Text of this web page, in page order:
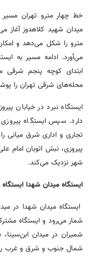
میدان شهید کلاهدوز
مترو را شکل می‌دهد و
می‌آورد. ادامه مسیر به
ابتدای کوچه پنجم
محله‌های شرقی تهران را
ایستگاه نبرد در خیابان
دارد. سپس ایستگاه
تجاری و اداری شرق میانی
پیروزی، نبش اتوبان امام
شهر نزدیک می‌کند.
ایستگاه میدان شهدا ایستگاه مشترک
ایستگاه میدان شهدا در
شمیران در میدان
شمال جنوب و شرق و غرب را